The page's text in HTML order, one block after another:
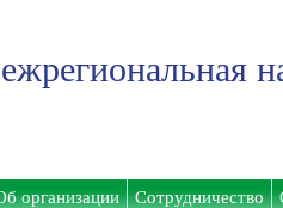
организации Сотрудничество